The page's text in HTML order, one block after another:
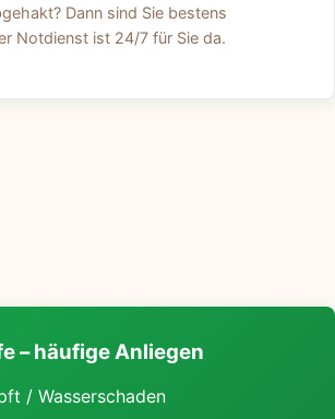
Dann sind Sie bestens
Notdienst ist 24/7 für Sie da.
– häufige Anliegen
/ Wasserschaden